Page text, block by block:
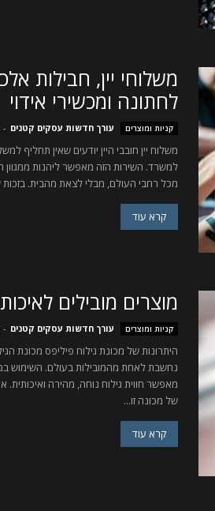
משלוחי יין, חבילות
לחתונה ומכשירי אידוי
קניות ומוצרים עורך חדשות עסקים קטנים -
משלוח יין חובבי היין יודעים שאין תחליף
למשרד. השירות הזה מאפשר ליהנות ממגוון
מכל רחבי העולם, מבלי לצאת מהבית. בזכות
קרא עוד
מוצרים מובילים
קניות ומוצרים עורך חדשות עסקים קטנים -
היתרונות של מכונת גילוח פיליפס מכונת
נחשבת לאחת מהמובילות בעולם. השימוש
מאפשר חווית גילוח נוחה, מהירה ואיכותית.
של מכונה זו...
קרא עוד